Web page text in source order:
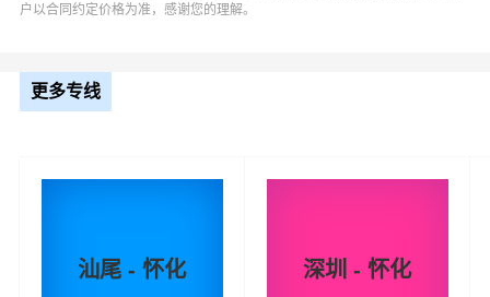
万信在更合镇,明城镇等地具有优势的物流网络资源，依靠
鹤城区,中方县,沅陵县,辰溪县,溆浦县,会同县,麻阳,新晃,芷
区至怀化的物流专线运输业务，简化了货物操作流程，减
少了货物在途时间，提高了货物流通效率。公司秉承优质
户以合同约定价格为准，感谢您的理解。
更多专线
汕尾 - 怀化 深圳 - 怀化